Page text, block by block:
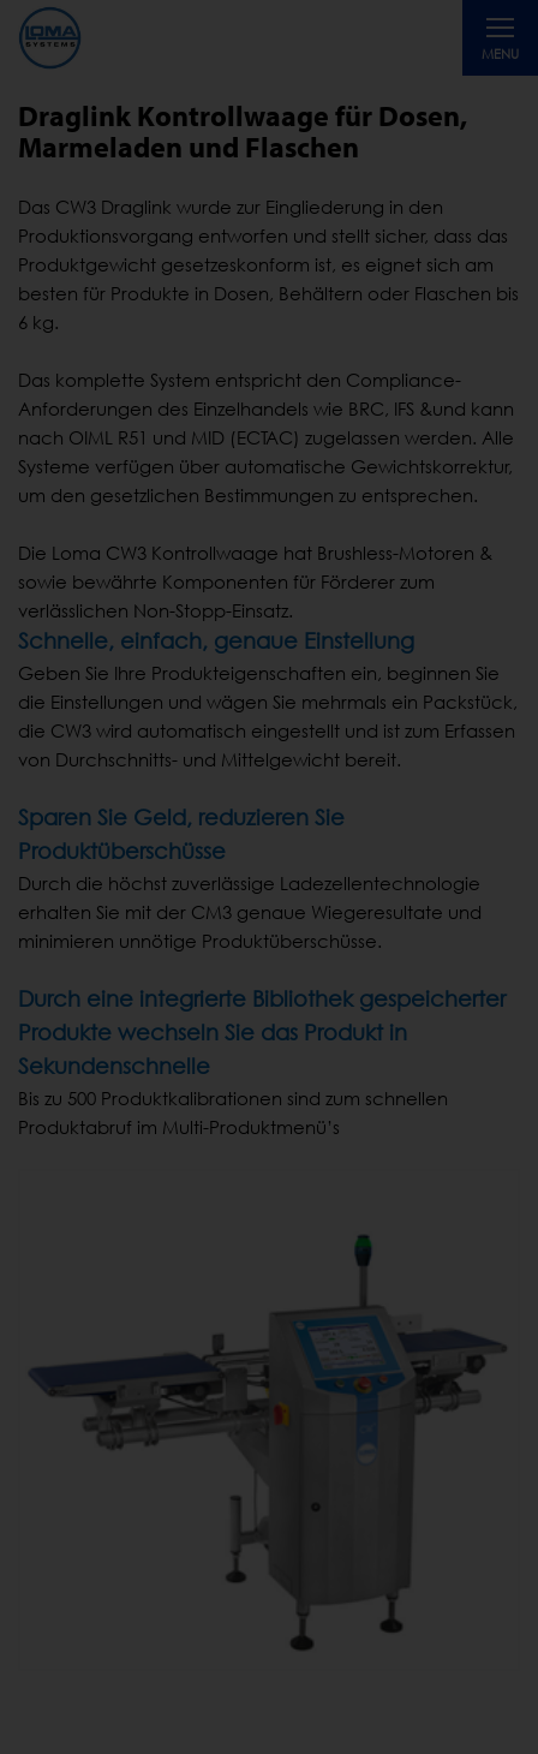
MENU
Toggle
Draglink Kontrollwaage für Dosen,
Marmeladen und Flaschen
Das CW3 Draglink wurde zur Eingliederung in den
Produktionsvorgang entworfen und stellt sicher, dass das
Produktgewicht gesetzeskonform ist, es eignet sich am
besten für Produkte in Dosen, Behältern oder Flaschen bis
6 kg.
Das komplette System entspricht den Compliance-
Anforderungen des Einzelhandels wie BRC, IFS &und kann
nach OIML R51 und MID (ECTAC) zugelassen werden. Alle
Systeme verfügen über automatische Gewichtskorrektur,
um den gesetzlichen Bestimmungen zu entsprechen.
Die Loma CW3 Kontrollwaage hat Brushless-Motoren &
sowie bewährte Komponenten für Förderer zum
verlässlichen Non-Stopp-Einsatz.
Schnelle, einfach, genaue Einstellung
Geben Sie Ihre Produkteigenschaften ein, beginnen Sie
die Einstellungen und wägen Sie mehrmals ein Packstück,
die CW3 wird automatisch eingestellt und ist zum Erfassen
von Durchschnitts- und Mittelgewicht bereit.
Sparen Sie Geld, reduzieren Sie
Produktüberschüsse
Durch die höchst zuverlässige Ladezellentechnologie
erhalten Sie mit der CM3 genaue Wiegeresultate und
minimieren unnötige Produktüberschüsse.
Durch eine integrierte Bibliothek gespeicherter
Produkte wechseln Sie das Produkt in
Sekundenschnelle
Bis zu 500 Produktkalibrationen sind zum schnellen
Produktabruf im Multi-Produktmenü’s